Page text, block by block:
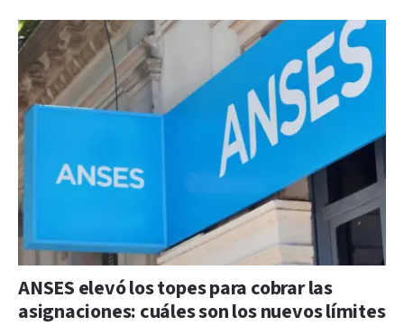
ANSES elevó los topes para cobrar las
asignaciones: cuáles son los nuevos límites